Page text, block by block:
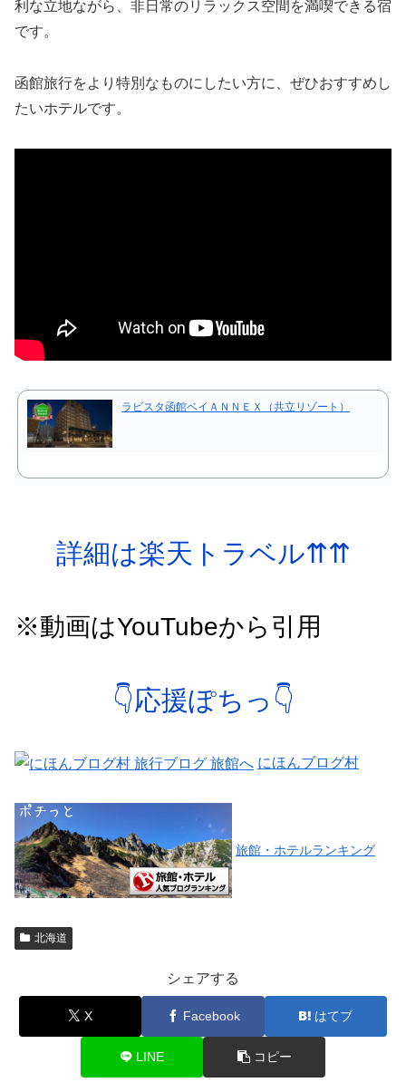
利な立地ながら、非日常のリラックス空間を満喫できる宿
です。
函館旅行をより特別なものにしたい方に、ぜひおすすめし
たいホテルです。
ラビスタ函館ベイＡＮＮＥＸ（共立リゾート）
詳細は楽天トラベル⇈⇈
※動画はYouTubeから引用
👇応援ぽちっ👇
にほんブログ村
旅館・ホテルランキング
北海道
シェアする
X Facebook はてブ
LINE コピー